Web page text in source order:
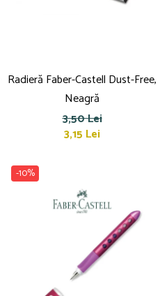
Radieră Faber-Castell Dust-Free,
Neagră
3,50 Lei
3,15 Lei
-10%